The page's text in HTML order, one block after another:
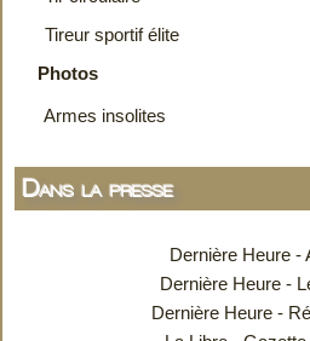
Tireur sportif élite
Photos
Armes insolites
Dans la presse
Dernière Heure -
Dernière Heure -
Dernière Heure -